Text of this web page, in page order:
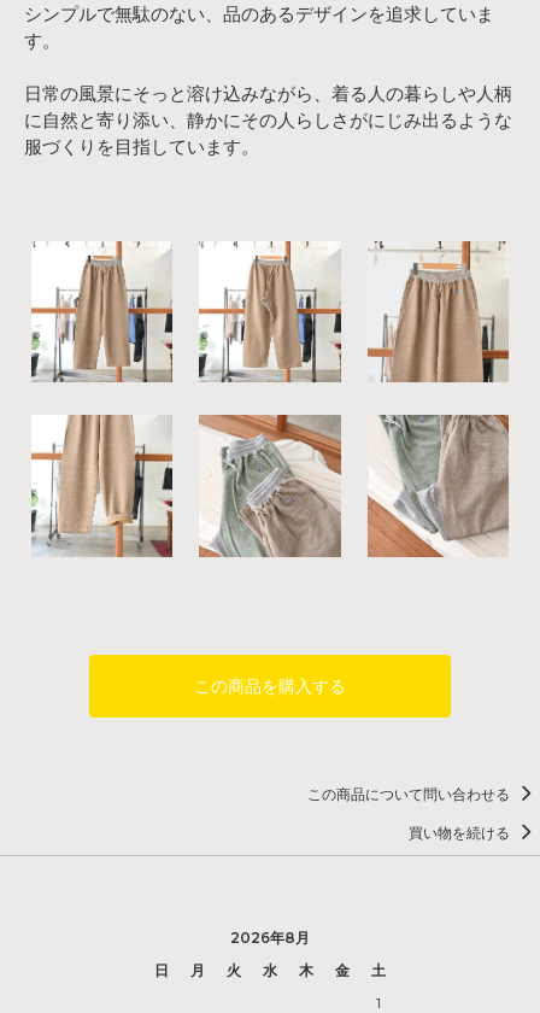
シンプルで無駄のない、品のあるデザインを追求していま
す。
日常の風景にそっと溶け込みながら、着る人の暮らしや人柄
に自然と寄り添い、静かにその人らしさがにじみ出るような
服づくりを目指しています。
この商品を購入する
この商品について問い合わせる
買い物を続ける
2026年8月
日
月 火 水 木 金
土
1